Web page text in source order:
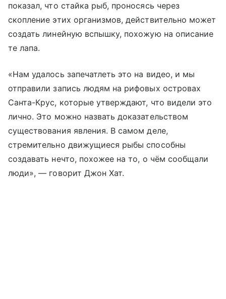
показал, что стайка рыб, проносясь через
скопление этих организмов, действительно может
создать линейную вспышку, похожую на описание
те лапа.
«Нам удалось запечатлеть это на видео, и мы
отправили запись людям на рифовых островах
Санта-Крус, которые утверждают, что видели это
лично. Это можно назвать доказательством
существования явления. В самом деле,
стремительно движущиеся рыбы способны
создавать нечто, похожее на то, о чём сообщали
люди», — говорит Джон Хат.